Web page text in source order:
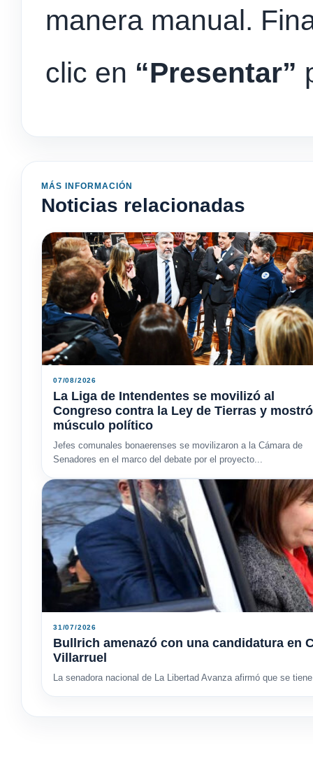
manera manual.
clic en “Presentar”
MÁS INFORMACIÓN
Noticias relacionadas
07/08/2026
La Liga de Intendentes se movilizó al
Congreso contra la Ley de Tierras y mostró
músculo político
Jefes comunales bonaerenses se movilizaron a la Cámara de
Senadores en el marco del debate por el proyecto...
31/07/2026
Bullrich amenazó con una candidatura en
Villarruel
La senadora nacional de La Libertad Avanza afirmó que se